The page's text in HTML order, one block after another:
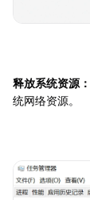
释放系统资源：
统网络资源。